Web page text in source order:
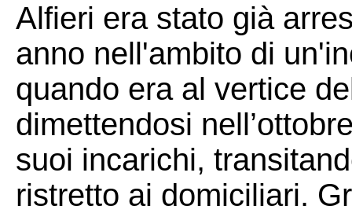
Alfieri era stato già
anno nell'ambito di
quando era al vertice
dimettendosi
suoi incarichi,
ristretto ai domiciliari.